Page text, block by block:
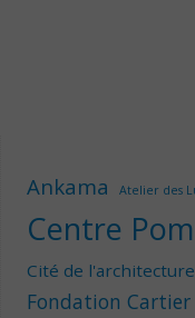
Ankama Atelier des
Centre
Cité de
Fondation